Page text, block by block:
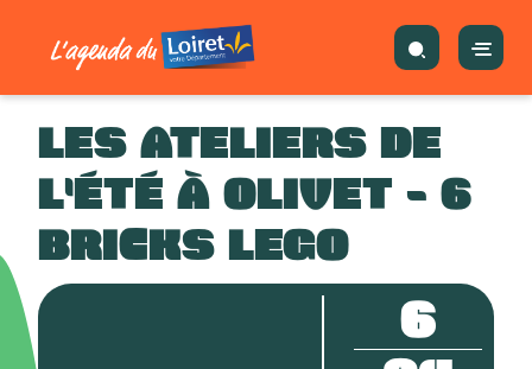
LES ATELIERS DE
L'ÉTÉ À OLIVET - 6
BRICKS LEGO
6